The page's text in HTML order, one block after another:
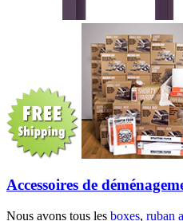
Accessoires de
Nous avons tous les boxes, ruban